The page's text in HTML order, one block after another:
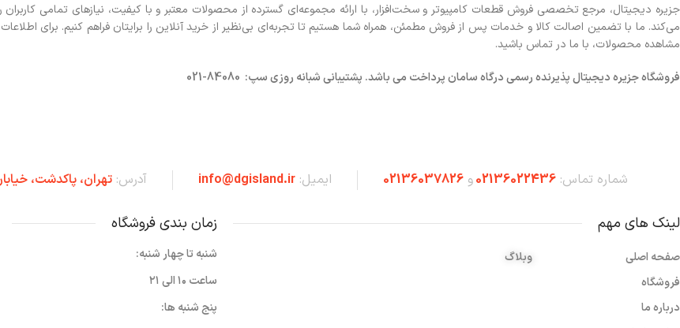
جزیره دیجیتال، مرجع تخصصی فروش قطعات کامپیوتر و سخت‌افزار، با ارائه مجموعه‌ای گسترده از محصولات معتبر و با کیفیت، نیازهای تمامی کاربران را
می‌کند. ما با تضمین اصالت کالا و خدمات پس از فروش مطمئن، همراه شما هستیم تا تجربه‌ای بی‌نظیر از خرید آنلاین را برایتان فراهم کنیم. برای
مشاهده محصولات، با ما در تماس باشید.
فروشگاهجزیره دیجیتال پذیرنده رسمی درگاه سامان پرداخت می باشد. پشتیبانی شبانه روزی سپ: 84080-021
شماره تماس:02136022436و02136037826 ایمیل:info@dgisland.ir آدرس:تهران،‌ پاکدشت،
لینک های مهم
صفحه اصلی
فروشگاه
درباره ما
وبلاگ
زمان بندی فروشگاه
شنبه تا چهار شنبه:
ساعت ۱۰ الی ۲۱
پنج شنبه ها: